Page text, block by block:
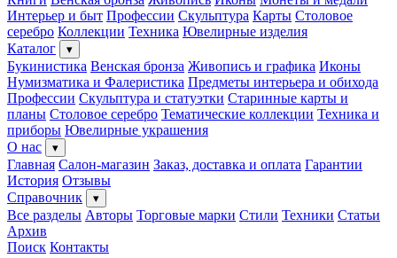
Интерьер и быт Профессии Скульптура Карты Столовое
серебро Коллекции Техника Ювелирные изделия
Каталог
▾
Букинистика Венская бронза Живопись и графика Иконы
Нумизматика и Фалеристика Предметы интерьера и обихода
Профессии Скульптура и статуэтки Старинные карты и
планы Столовое серебро Тематические коллекции Техника и
приборы Ювелирные украшения
О нас
▾
Главная Салон-магазин Заказ, доставка и оплата Гарантии
История Отзывы
Справочник
▾
Все разделы Авторы Торговые марки Стили Техники Статьи
Архив
Поиск Контакты